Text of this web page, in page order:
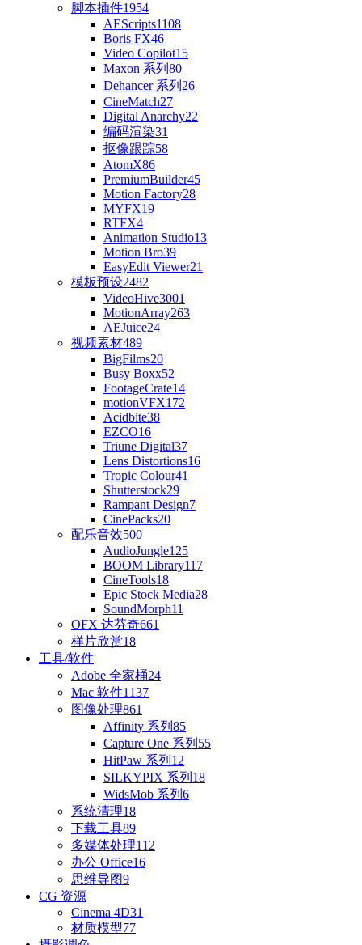
脚本插件1954
AEScripts1108
Boris FX46
Video Copilot15
Maxon 系列 80
Dehancer 系列 26
CineMatch27
Digital Anarchy22
编码渲染31
抠像跟踪58
AtomX86
PremiumBuilder45
Motion Factory28
MYFX19
RTFX4
Animation Studio13
Motion Bro39
EasyEdit Viewer21
模板预设2482
VideoHive3001
MotionArray263
AEJuice24
视频素材489
BigFilms20
Busy Boxx52
FootageCrate14
motionVFX172
Acidbite38
EZCO16
Triune Digital37
Lens Distortions16
Tropic Colour41
Shutterstock29
Rampant Design7
CinePacks20
配乐音效500
AudioJungle125
BOOM Library117
CineTools18
Epic Stock Media28
SoundMorph11
OFX 达芬奇661
样片欣赏18
工具/软件
Adobe 全家桶24
Mac 软件1137
图像处理861
Affinity 系列 85
Capture One 系列 55
HitPaw 系列 12
SILKYPIX 系列 18
WidsMob 系列 6
系统清理18
下载工具89
多媒体处理112
办公 Office16
思维导图9
CG 资源
Cinema 4D31
材质模型77